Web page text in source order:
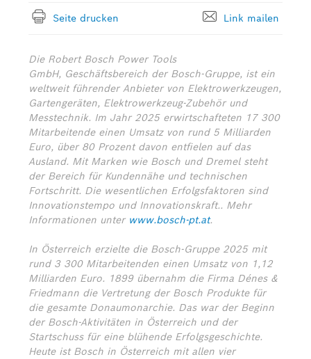
Seite drucken Link mailen
Die Robert Bosch Power Tools
GmbH, Geschäftsbereich der Bosch-Gruppe, ist ein
weltweit führender Anbieter von Elektrowerkzeugen,
Gartengeräten, Elektrowerkzeug-Zubehör und
Messtechnik. Im Jahr 2025 erwirtschafteten 17 300
Mitarbeitende einen Umsatz von rund 5 Milliarden
Euro, über 80 Prozent davon entfielen auf das
Ausland. Mit Marken wie Bosch und Dremel steht
der Bereich für Kundennähe und technischen
Fortschritt. Die wesentlichen Erfolgsfaktoren sind
Innovationstempo und Innovationskraft.. Mehr
Informationen unter www.bosch-pt.at.
In Österreich erzielte die Bosch-Gruppe 2025 mit
rund 3 300 Mitarbeitenden einen Umsatz von 1,12
Milliarden Euro. 1899 übernahm die Firma Dénes &
Friedmann die Vertretung der Bosch Produkte für
die gesamte Donaumonarchie. Das war der Beginn
der Bosch-Aktivitäten in Österreich und der
Startschuss für eine blühende Erfolgsgeschichte.
Heute ist Bosch in Österreich mit allen vier